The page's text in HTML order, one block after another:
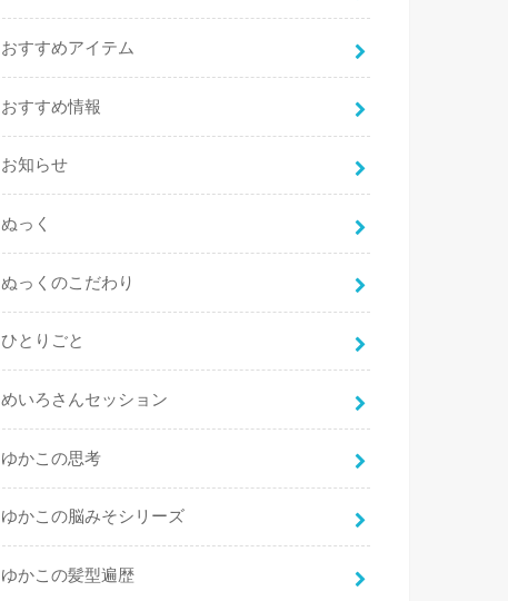
おすすめアイテム
おすすめ情報
お知らせ
ぬっく
ぬっくのこだわり
ひとりごと
めいろさんセッション
ゆかこの思考
ゆかこの脳みそシリーズ
ゆかこの髪型遍歴